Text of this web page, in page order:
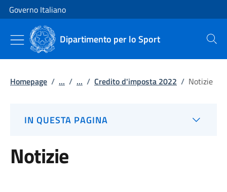
Vai al contenuto
Vai alla navigazione del sito
Governo Italiano
Dipartimento per lo Sport Cerca
Homepage / ... / ... / Credito d'imposta 2022 / Notizie
IN QUESTA PAGINA
Notizie